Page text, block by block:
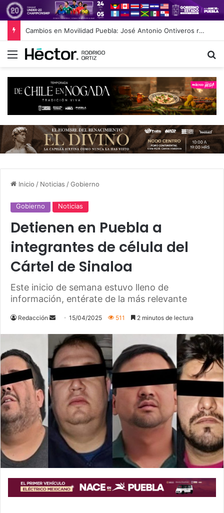
Cambios en Movilidad Puebla: José Antonio Ontiveros releva a Norman Campos en la Subsecretaría
Menú
Inicio / Noticias /Gobierno
Gobierno Noticias
Detienen en Puebla a
integrantes de célula del
Cártel de Sinaloa
Este inicio de semana estuvo lleno de
información, entérate de la más relevante
Redacción
Send
email
15/04/2025 511 2 minutos de lectura